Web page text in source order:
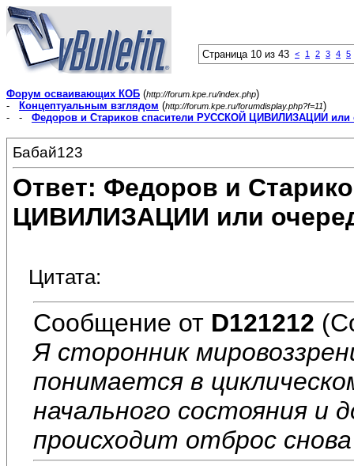
Страница 10 из 43 < 1 2 3 4 5
Форум осваивающих КОБ (http://forum.kpe.ru/index.php)
-
Концептуальным взглядом (http://forum.kpe.ru/forumdisplay.php?f=11)
- - Федоров и Стариков спасители РУССКОЙ ЦИВИЛИЗАЦИИ или
Бабай123
Ответ: Федоров и
ЦИВИЛИЗАЦИИ или
Цитата:
Сообщение от D121212
Я сторонник
понимается в
начального состояния и
происходит отброс